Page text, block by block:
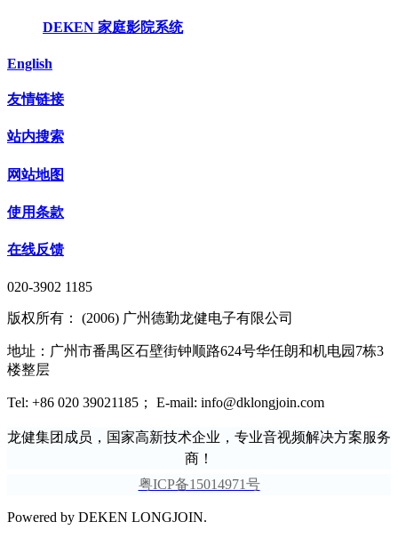
DEKEN 家庭影院系统
English
友情链接
站内搜索
网站地图
使用条款
在线反馈
020-3902 1185
版权所有： (2006) 广州德勤龙健电子有限公司
地址：广州市番禺区石壁街钟顺路624号华任朗和机电园7栋3
楼整层
Tel: +86 020 39021185； E-mail: info@dklongjoin.com
龙健集团成员，国家高新技术企业，专业音视频解决方案服务
商！
粤ICP备15014971号
Powered by DEKEN LONGJOIN.